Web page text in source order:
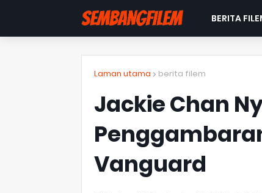
BERITA
Laman utama berita filem
Jackie Chan
Vanguard